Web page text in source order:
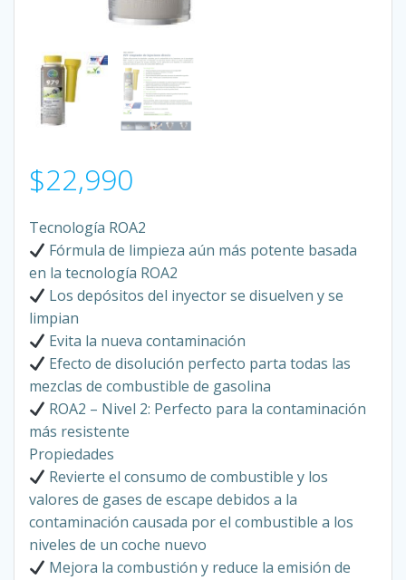
$22,990
Tecnología ROA2
Fórmula de limpieza aún más potente basada
en la tecnología ROA2
Los depósitos del inyector se disuelven y se
limpian
Evita la nueva contaminación
Efecto de disolución perfecto parta todas las
mezclas de combustible de gasolina
ROA2 – Nivel 2: Perfecto para la contaminación
más resistente
Propiedades
Revierte el consumo de combustible y los
valores de gases de escape debidos a la
contaminación causada por el combustible a los
niveles de un coche nuevo
Mejora la combustión y reduce la emisión de